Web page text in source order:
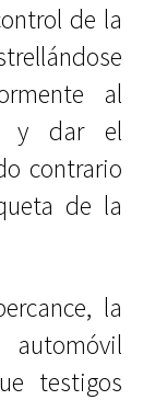
de la
al
y dar el
contrario
de la
la
testigos